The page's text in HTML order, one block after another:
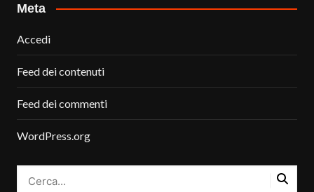
Meta
Accedi
Feed dei contenuti
Feed dei commenti
WordPress.org